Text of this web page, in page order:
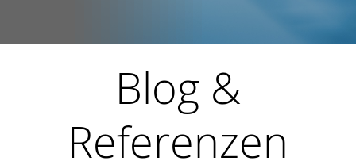
Blog &
Referenzen